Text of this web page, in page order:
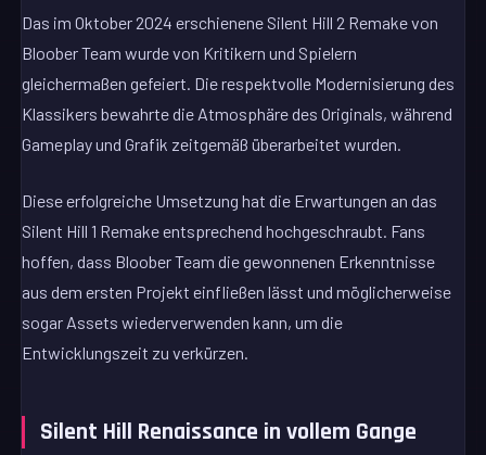
Das im Oktober 2024 erschienene Silent Hill 2 Remake von
Bloober Team wurde von Kritikern und Spielern
gleichermaßen gefeiert. Die respektvolle Modernisierung des
Klassikers bewahrte die Atmosphäre des Originals, während
Gameplay und Grafik zeitgemäß überarbeitet wurden.
Diese erfolgreiche Umsetzung hat die Erwartungen an das
Silent Hill 1 Remake entsprechend hochgeschraubt. Fans
hoffen, dass Bloober Team die gewonnenen Erkenntnisse
aus dem ersten Projekt einfließen lässt und möglicherweise
sogar Assets wiederverwenden kann, um die
Entwicklungszeit zu verkürzen.
Silent Hill Renaissance in vollem Gange